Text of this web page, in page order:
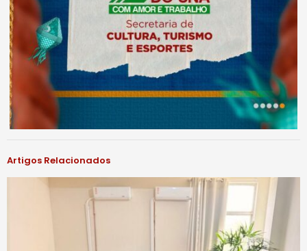
Artigos Relacionados